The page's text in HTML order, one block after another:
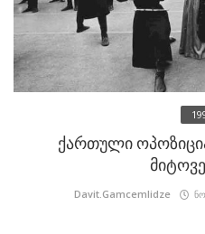
ქართული
Davit.Gamcemlidze